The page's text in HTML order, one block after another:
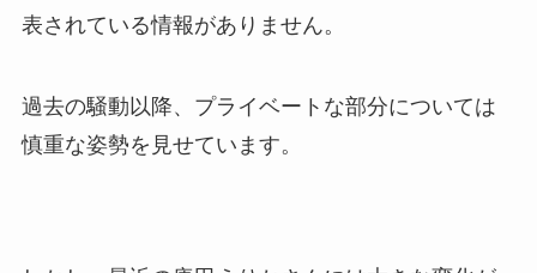
表されている情報がありません。
過去の騒動以降、プライベートな部分については
慎重な姿勢を見せています。